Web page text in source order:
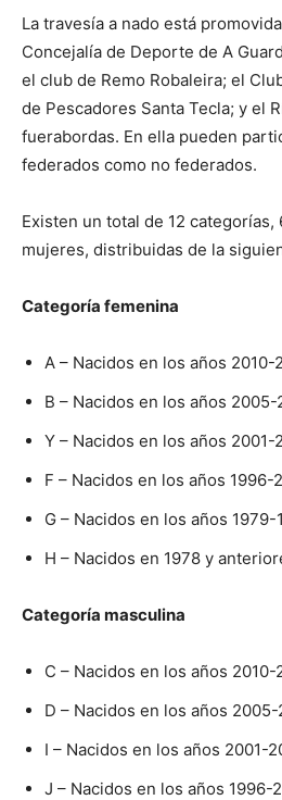
La travesía a nado está
Concejalía de Deporte de A
el club de Remo Robaleira; el
de Pescadores Santa Tecla; y el
fuerabordas. En ella pueden
federados como no federados.
Existen un total de 12
mujeres, distribuidas de la
Categoría femenina
A – Nacidos en los años 2010-
B – Nacidos en los años 2005-
Y – Nacidos en los años 2001-
F – Nacidos en los años 1996-
G – Nacidos en los años 1979-
H – Nacidos en 1978 y
Categoría masculina
C – Nacidos en los años 2010-
D – Nacidos en los años
I – Nacidos en los años 2001-
J – Nacidos en los años 1996-